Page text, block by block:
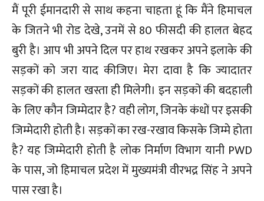
मैं पूरी ईमानदारी से साथ कहना चाहता हूं कि मैंने हिमाचल
के जितने भी रोड देखे, उनमें से 80 फीसदी की हालत बेहद
बुरी है। आप भी अपने दिल पर हाथ रखकर अपने इलाके की
सड़कों को जरा याद कीजिए। मेरा दावा है कि ज्यादातर
सड़कों की हालत खस्ता ही मिलेगी। इन सड़कों की बदहाली
के लिए कौन जिम्मेदार है? वही लोग, जिनके कंधों पर इसकी
जिम्मेदारी होती है। सड़कों का रख-रखाव किसके जिम्मे होता
है? यह जिम्मेदारी होती है लोक निर्माण विभाग यानी PWD
के पास, जो हिमाचल प्रदेश में मुख्यमंत्री वीरभद्र सिंह ने अपने
पास रखा है।